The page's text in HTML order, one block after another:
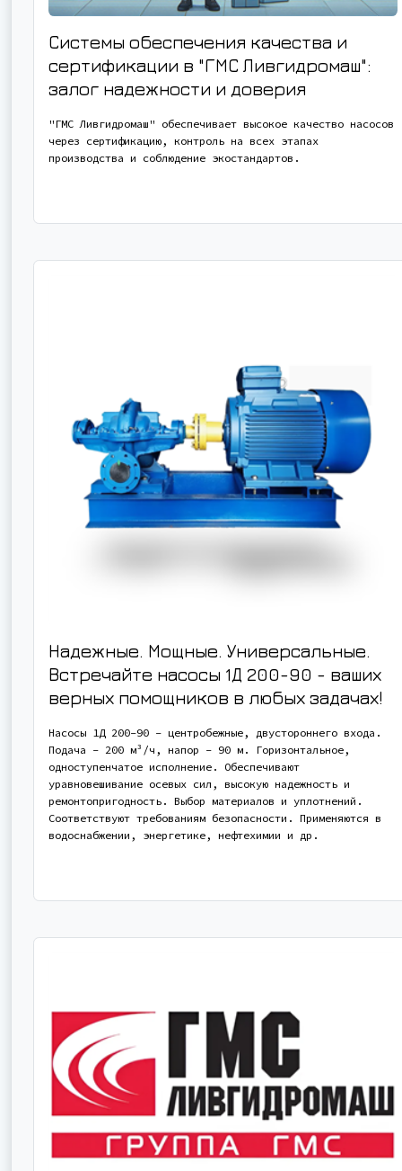
Системы обеспечения качества и
сертификации в "ГМС Ливгидромаш":
залог надежности и доверия
"ГМС Ливгидромаш" обеспечивает высокое качество насосов
через сертификацию, контроль на всех этапах
производства и соблюдение экостандартов.
Надежные. Мощные. Универсальные.
Встречайте насосы 1Д 200-90 - ваших
верных помощников в любых задачах!
Насосы 1Д 200-90 - центробежные, двустороннего входа.
Подача - 200 м³/ч, напор - 90 м. Горизонтальное,
одноступенчатое исполнение. Обеспечивают
уравновешивание осевых сил, высокую надежность и
ремонтопригодность. Выбор материалов и уплотнений.
Соответствуют требованиям безопасности. Применяются в
водоснабжении, энергетике, нефтехимии и др.